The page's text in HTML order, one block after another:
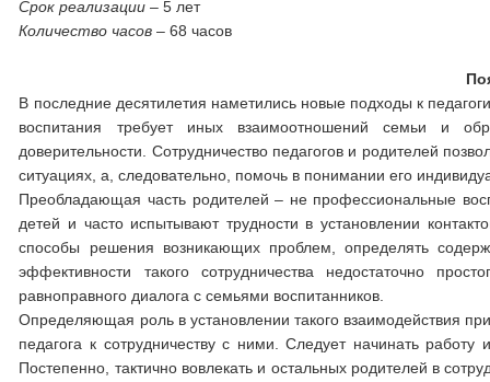
Срок реализации – 5 лет
Количество часов – 68 часов
В последние десятилетия наметились новые подходы к
воспитания требует иных взаимоотношений семьи и
доверительности. Сотрудничество педагогов и родителей
ситуациях, а, следовательно, помочь в понимании его
Преобладающая часть родителей – не профессиональные
детей и часто испытывают трудности в установлении
способы решения возникающих проблем, определять
эффективности такого сотрудничества недостаточно
равноправного диалога с семьями воспитанников.
Определяющая роль в установлении такого взаимодействия
педагога к сотрудничеству с ними. Следует начинать
Постепенно, тактично вовлекать и остальных родителей в